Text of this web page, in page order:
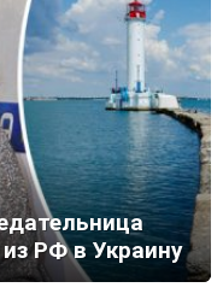
РФ в Украину